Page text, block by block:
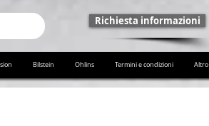
Richiesta informazioni
Bilstein Ohlins Termini e condizioni Altro